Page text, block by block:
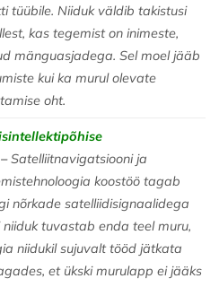
tüübile. Niiduk väldib takistusi
kas tegemist on inimeste,
mänguasjadega. Sel moel jääb
kui ka murul olevate
oht.
–Satelliitnavigatsiooni ja
koostöö tagab
nõrkade satelliidisignaalidega
tuvastab enda teel muru,
niidukil sujuvalt tööd jätkata
et ükski murulapp ei jääks